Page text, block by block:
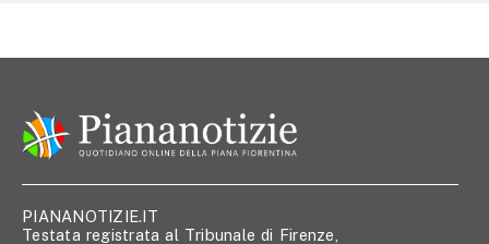
PIANANOTIZIE.IT
Testata registrata al Tribunale di Firenze,